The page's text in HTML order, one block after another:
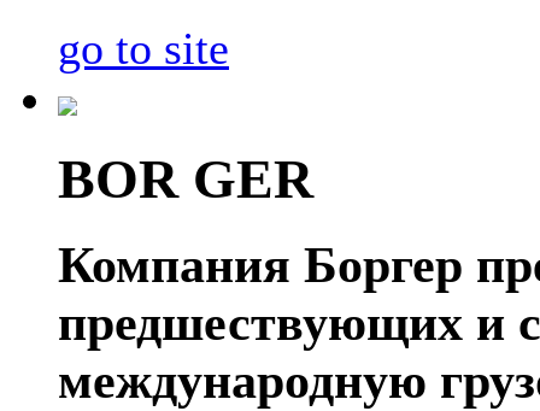
go to site
BOR GER
Компания Боргер
предшествующих и
международную